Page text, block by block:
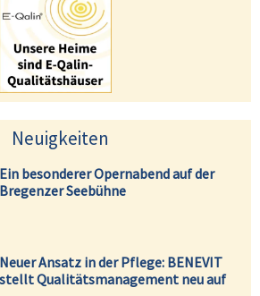
Neuigkeiten
Ein besonderer Opernabend auf der
Bregenzer Seebühne
Neuer Ansatz in der Pflege: BENEVIT
stellt Qualitätsmanagement neu auf